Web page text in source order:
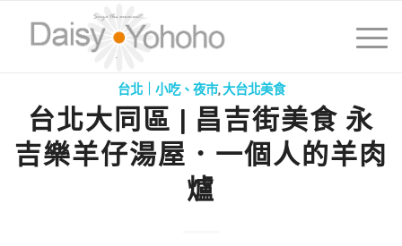
台北｜小吃、夜市,大台北美食
台北大同區 | 昌吉街美食 永
吉樂羊仔湯屋．一個人的羊肉
爐